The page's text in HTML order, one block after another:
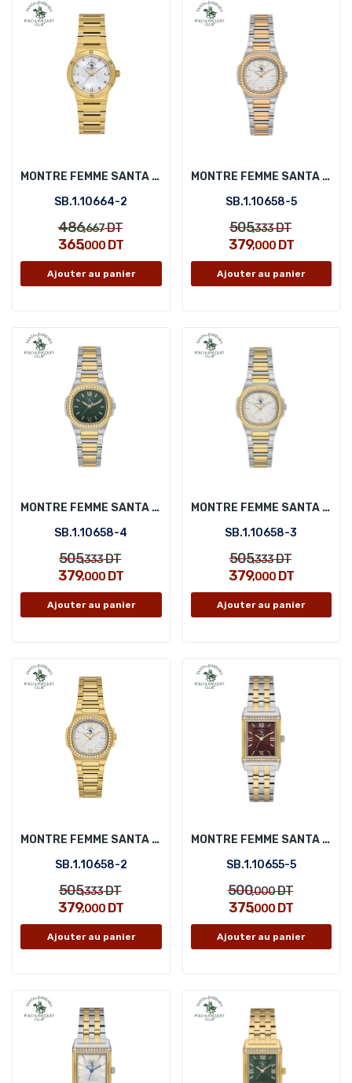
MONTRE FEMME SANTA BARBARA POLO SB.1.10664-2
SB.1.10664-2
486,667DT
365,000 DT
Ajouter au panier
MONTRE FEMME SANTA BARBARA POLO SB.1.10658-5
SB.1.10658-5
505,333DT
379,000DT
Ajouter au panier
MONTRE FEMME SANTA BARBARA POLO SB.1.10658-4
SB.1.10658-4
505,333DT
379,000 DT
Ajouter au panier
MONTRE FEMME SANTA BARBARA POLO SB.1.10658-3
SB.1.10658-3
505,333DT
379,000DT
Ajouter au panier
MONTRE FEMME SANTA BARBARA POLO SB.1.10658-2
SB.1.10658-2
505,333DT
379,000 DT
Ajouter au panier
MONTRE FEMME SANTA BARBARA POLO SB.1.10655-5
SB.1.10655-5
500,000DT
375,000 DT
Ajouter au panier